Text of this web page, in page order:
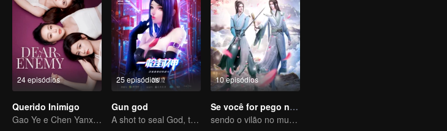
24 episódios
Querido Inimigo
Gao Ye e Chen Yanxi: De melhores amigas a inimigas juradas
25 episódios
Gun god
A shot to seal God, this is our battle!
10 episódios
Se você for pego no livro
sendo o vilão no mundo do livro